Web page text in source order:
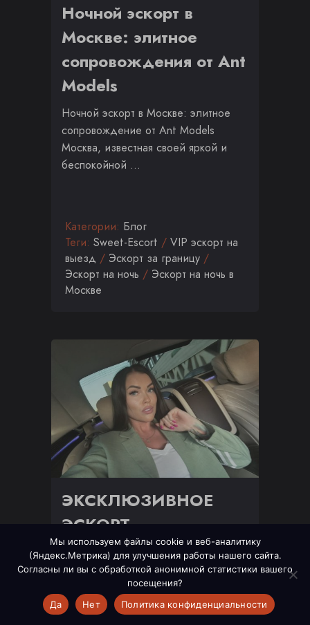
Ночной эскорт в
Москве: элитное
сопровождения от Ant
Models
Ночной эскорт в Москве: элитное
сопровождение от Ant Models
Москва, известная своей яркой и
беспокойной …
Категории: Блог
Теги: Sweet-Escort / VIP эскорт на
выезд / Эскорт за границу /
Эскорт на ночь / Эскорт на ночь в
Москве
ЭКСКЛЮЗИВНОЕ
ЭСКОРТ
СОПРОВОЖДЕНИЯ
НА ЯХТЕ В МОСКВЕ
Мечтаете о незабываемом отдыхе
высшего класса, но загруженность
Мы используем файлы cookie и веб-аналитику
(Яндекс.Метрика) для улучшения работы нашего сайта.
Согласны ли вы с обработкой анонимной статистики вашего
посещения?
Да
Нет Политика конфиденциальности